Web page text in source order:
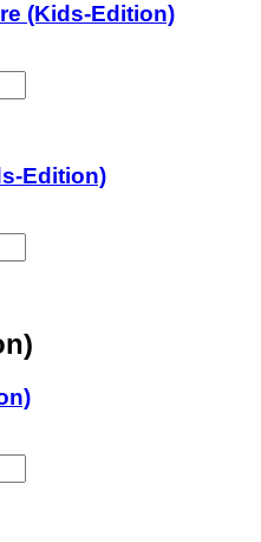
(Kids-Edition)
Edition)